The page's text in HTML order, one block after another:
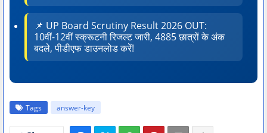
📌 UP Board Scrutiny Result 2026 OUT:
10वीं-12वीं स्क्रूटनी रिजल्ट जारी, 4885 छात्रों के अंक
बदले, पीडीएफ डाउनलोड करें!
Tags answer-key